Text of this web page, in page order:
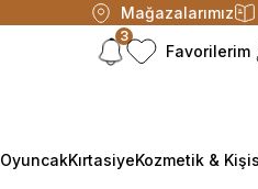
Mağazalarımız
3
Favorilerim
OyuncakKırtasiyeKozmetik &